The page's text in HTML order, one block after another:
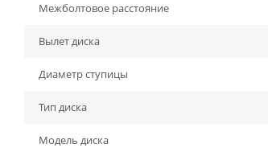
Межболтовое расстояние
Вылет диска
Диаметр ступицы
Тип диска
Модель диска